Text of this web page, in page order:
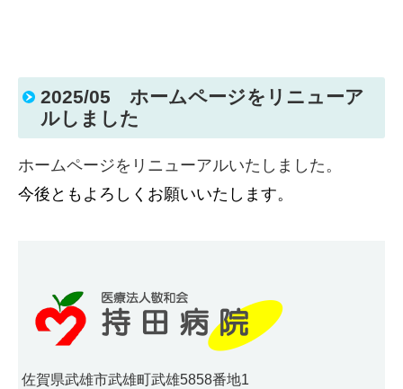
2025/05 ホームページをリニューア
ルしました
ホームページをリニューアルいたしました。
今後ともよろしくお願いいたします。
佐賀県武雄市武雄町武雄5858番地1